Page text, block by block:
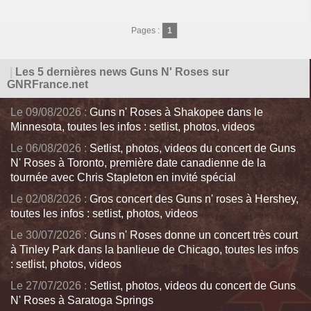
Pages : 1
Les 5 dernières news Guns N' Roses sur
GNRFrance.net
Le 09/08/2026 : Guns n' Roses à Shakopee dans le
Minnesota, toutes les infos : setlist, photos, videos
Le 06/08/2026 : Setlist, photos, videos du concert de Guns
N' Roses à Toronto, première date canadienne de la
tournée avec Chris Stapleton en invité spécial
Le 02/08/2026 : Gros concert des Guns n' roses à Hershey,
toutes les infos : setlist, photos, videos
Le 30/07/2026 : Guns n' Roses donne un concert très court
à Tinley Park dans la banlieue de Chicago, toutes les infos
: setlist, photos, videos
Le 27/07/2026 : Setlist, photos, videos du concert de Guns
N' Roses à Saratoga Springs